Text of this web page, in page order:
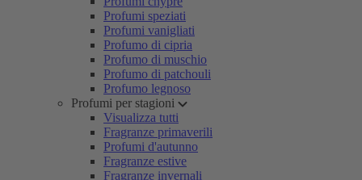
Profumi speziati
Profumi vanigliati
Profumo di cipria
Profumo di muschio
Profumo di patchouli
Profumo legnoso
Profumi per stagioni
Visualizza tutti
Fragranze primaverili
Profumi d'autunno
Fragranze estive
Fragranze invernali